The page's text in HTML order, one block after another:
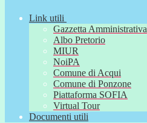
Link utili
Gazzetta Amministrativa
Albo Pretorio
MIUR
NoiPA
Comune di Acqui
Comune di Ponzone
Piattaforma SOFIA
Virtual Tour
Documenti utili